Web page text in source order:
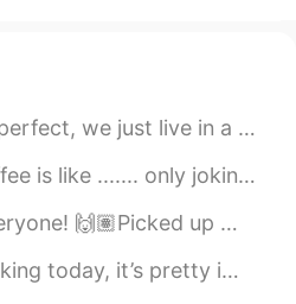
の先輩が初めて食べて
た。
mental society ❌ (I had a little photo shoot w...
I have no idea 😂😂😂 Before I do the stuff , I dri...
yesterday from his grooming. He got super dirty fro...
to take care of your friends. Take the time a...